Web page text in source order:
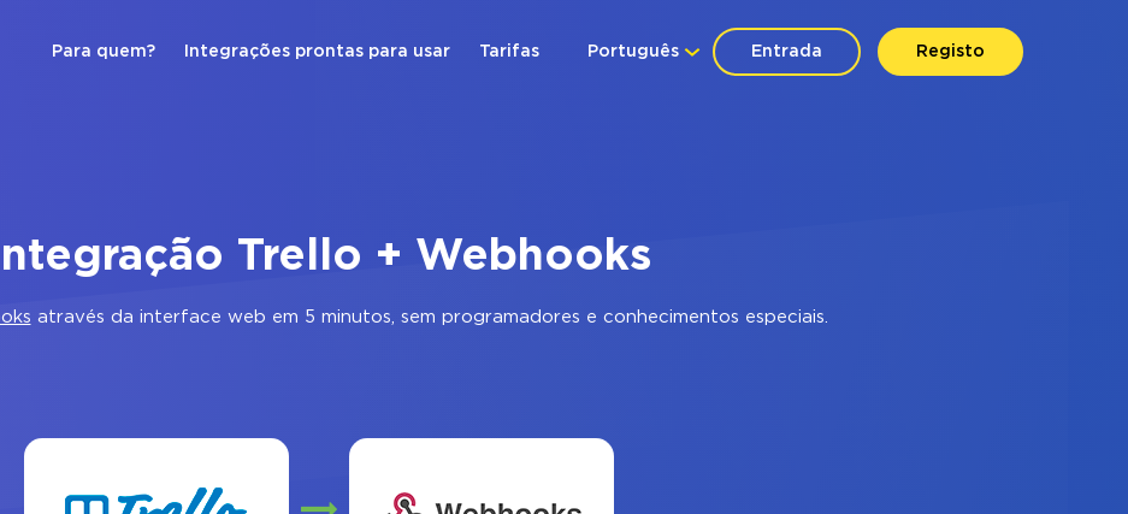
Entrada Registo
Português
Para quem? Integrações prontas para usar Tarifas
Integração Trello + Webhooks
através da interface web em 5 minutos, sem programadores e conhecimentos especiais.